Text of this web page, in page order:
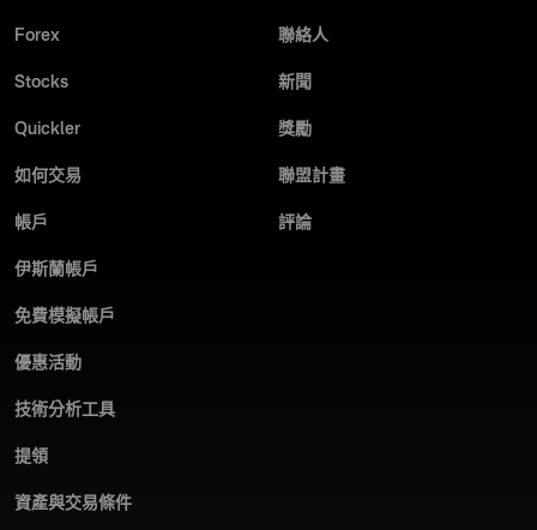
Forex
Stocks
Quickler
如何交易
帳戶
伊斯蘭帳戶
免費模擬帳戶
優惠活動
技術分析工具
提領
資產與交易條件
聯絡人
新聞
獎勵
聯盟計畫
評論